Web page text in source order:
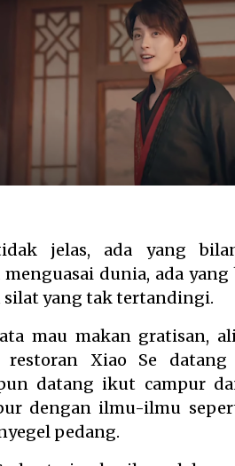
jelas, ada yang
dunia, ada
yang tak tertandingi.
mau makan gratisan,
Xiao Se datang
datang ikut campur
dengan ilmu-ilmu
pedang.